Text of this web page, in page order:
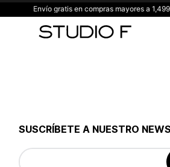
Envío gratis en compras mayores a 1,499
SUSCRÍBETE A NUESTRO